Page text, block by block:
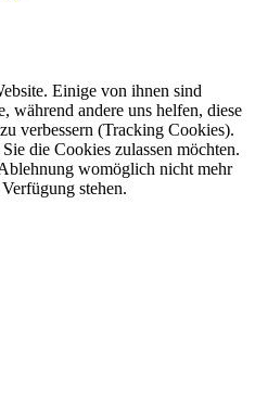
Einige von ihnen sind
während andere uns helfen, diese
verbessern (Tracking Cookies).
die Cookies zulassen möchten.
womöglich nicht mehr
stehen.